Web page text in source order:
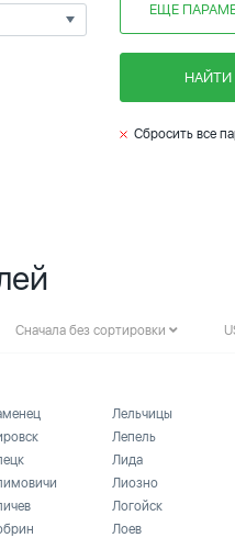
ЕЩЕ
НАЙТИ
Сбросить все
Сначала без сортировки
Лельчицы
Лепель
Лида
Лиозно
Логойск
Лоев